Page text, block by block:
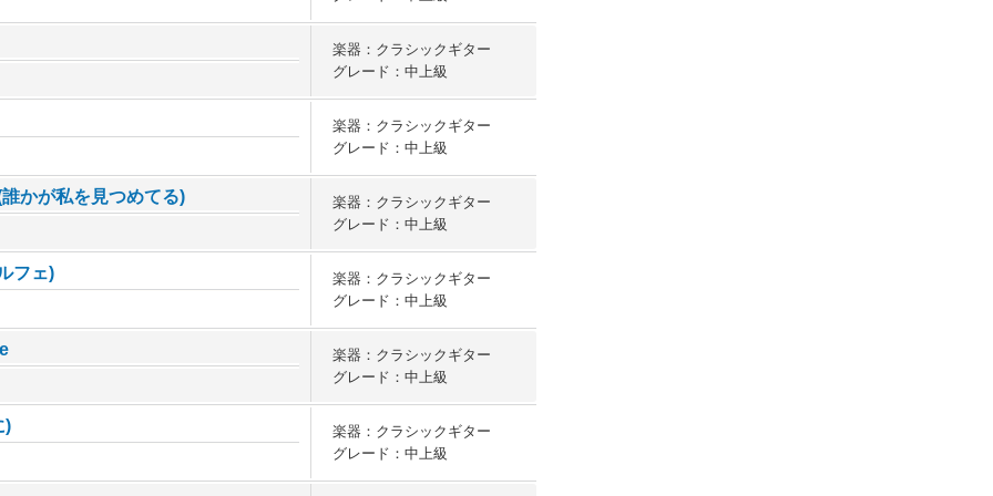
楽器：クラシックギター
グレード：中上級
楽器：クラシックギター
グレード：中上級
かが私を見つめてる)
楽器：クラシックギター
グレード：中上級
フェ)
楽器：クラシックギター
グレード：中上級
楽器：クラシックギター
グレード：中上級
)
楽器：クラシックギター
グレード：中上級